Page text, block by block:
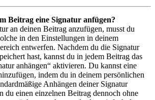
Beitrag eine Signatur anfügen?
an deinen Beitrag anzufügen, musst du
in den Einstellungen in deinem
entwerfen. Nachdem du die Signatur
hast, kannst du in jedem Beitrag das
anhängen“ aktivieren. Du kannst eine
indem du in deinem persönlichen
Anhängen deiner Signatur
du einen einzelnen Beitrag dennoch ohne